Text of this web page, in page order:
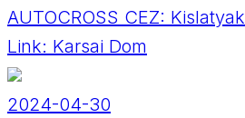
AUTOCROSS CEZ: Kislatyak
Link: Karsai Dom
2024-04-30